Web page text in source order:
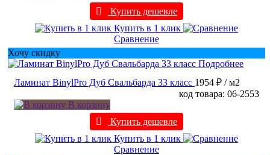
Купить дешевле
Купить в 1 клик
Сравнение
Хочу скидку
Подробнее
Ламинат BinylPro Дуб Свальбарда 33 класс 1954 ₽ / м2
код товара: 06-2553
В корзину
Купить дешевле
Купить в 1 клик
Сравнение